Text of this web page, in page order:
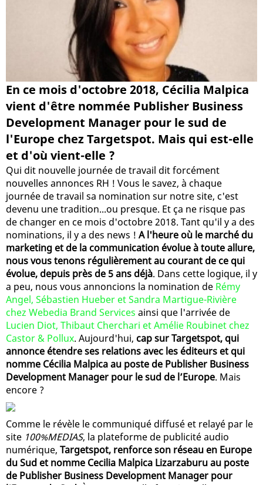
En ce mois d'octobre 2018, Cécilia Malpica
vient d'être nommée Publisher Business
Development Manager pour le sud de
l'Europe chez Targetspot. Mais qui est-elle
et d'où vient-elle ?
Qui dit nouvelle journée de travail dit forcément
nouvelles annonces RH ! Vous le savez, à chaque
journée de travail sa nomination sur notre site, c'est
devenu une tradition...ou presque. Et ça ne risque pas
de changer en ce mois d'octobre 2018. Tant qu'il y a des
nominations, il y a des news ! A l'heure où le marché du
marketing et de la communication évolue à toute allure,
nous vous tenons régulièrement au courant de ce qui
évolue, depuis près de 5 ans déjà. Dans cette logique, il y
a peu, nous vous annoncions la nomination de Rémy
Angel, Sébastien Hueber et Sandra Martigue-Rivière
chez Webedia Brand Services ainsi que l'arrivée de
Lucien Diot, Thibaut Cherchari et Amélie Roubinet chez
Castor & Pollux. Aujourd'hui, cap sur Targetspot, qui
annonce étendre ses relations avec les éditeurs et qui
nomme Cécilia Malpica au poste de Publisher Business
Development Manager pour le sud de l’Europe. Mais
encore ?
Comme le révèle le communiqué diffusé et relayé par le
site 100%MEDIAS, la plateforme de publicité audio
numérique, Targetspot, renforce son réseau en Europe
du Sud et nomme Cecilia Malpica Lizarzaburu au poste
de Publisher Business Development Manager pour